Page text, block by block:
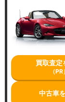
買取査定
（PR）
中古車